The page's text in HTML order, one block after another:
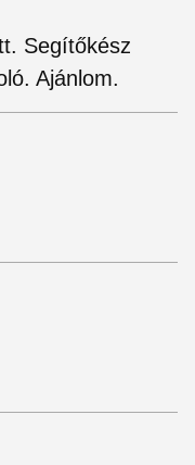
Segítőkész
Ajánlom.